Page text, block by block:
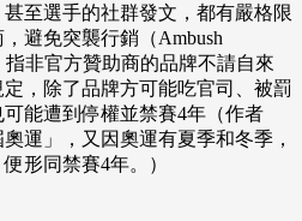
至選手的社群發文，都有嚴格限
避免突襲行銷（Ambush
指非官方贊助商的品牌不請自來
定，除了品牌方可能吃官司、被罰
能遭到停權並禁賽4年（作者
運」，又因奧運有夏季和冬季，
形同禁賽4年。）